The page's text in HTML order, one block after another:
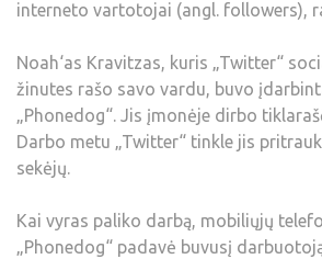
interneto vartotojai (angl. followers),
Noah‘as Kravitzas, kuris „Twitter“
žinutes rašo savo vardu, buvo
„Phonedog“. Jis įmonėje dirbo
Darbo metu „Twitter“ tinkle jis
sekėjų.
Kai vyras paliko darbą, mobiliųjų
„Phonedog“ padavė buvusį